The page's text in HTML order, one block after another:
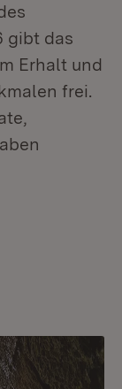
gibt das
Erhalt und
frei.